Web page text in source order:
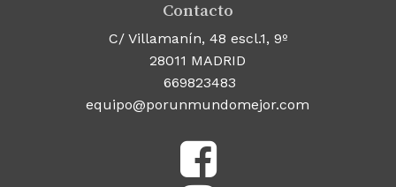
Contacto
C/ Villamanín, 48 escl.1, 9º
28011 MADRID
669823483
equipo@porunmundomejor.com